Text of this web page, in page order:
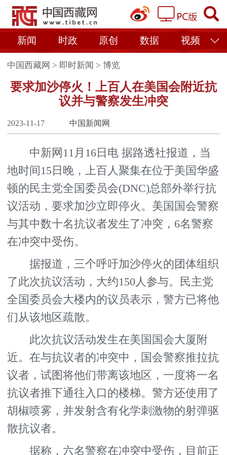
新闻 时政 原创 数据 视频
中国西藏网 > 即时新闻 >博览
要求加沙停火！上百人在美国会附近抗
议并与警察发生冲突
2023-11-17 中国新闻网
中新网11月16日电 据路透社报道，当
地时间15日晚，上百人聚集在位于美国华盛
顿的民主党全国委员会(DNC)总部外举行抗
议活动，要求加沙立即停火。美国国会警察
与其中数十名抗议者发生了冲突，6名警察
在冲突中受伤。
据报道，三个呼吁加沙停火的团体组织
了此次抗议活动，大约150人参与。民主党
全国委员会大楼内的议员表示，警方已将他
们从该地区疏散。
此次抗议活动发生在美国国会大厦附
近。在与抗议者的冲突中，国会警察推拉抗
议者，试图将他们带离该地区，一度将一名
抗议者推下通往入口的楼梯。警方还使用了
胡椒喷雾，并发射含有化学刺激物的射弹驱
散抗议者。
据称，六名警察在冲突中受伤，目前正